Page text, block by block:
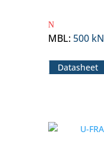
MBL: 500 kN
Datasheet